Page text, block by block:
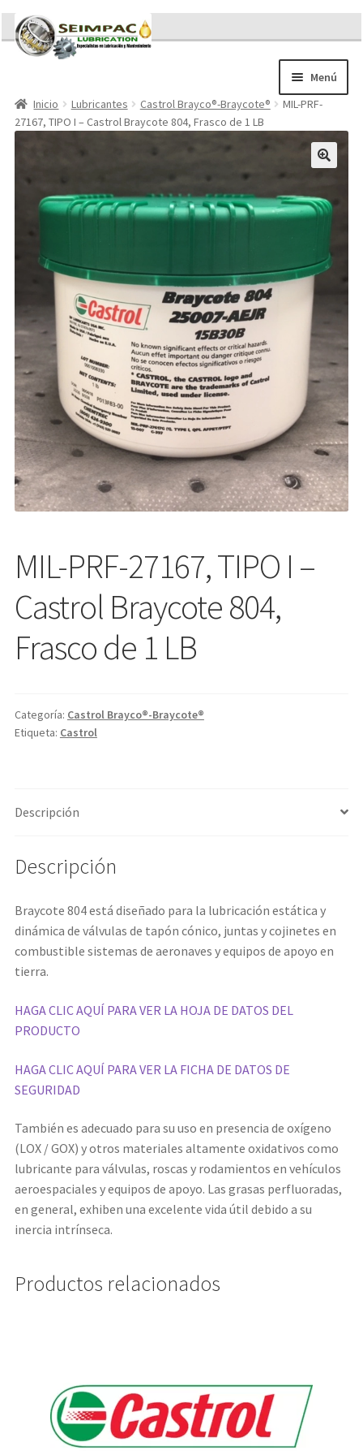
Ir
a
Ir
al
contenido
Menú
Sobre nosotros
Brochures
Contacto/Solicitar Cotización
Servicios
Refacciones
Inicio Lubricantes Castrol Brayco®-Braycote®
MIL-PRF-
27167, TIPO I – Castrol Braycote 804, Frasco de 1 LB
MIL-PRF-27167, TIPO I –
Castrol Braycote 804,
Frasco de 1 LB
Categoría: Castrol Brayco®-Braycote®
Etiqueta: Castrol
Descripción
Descripción
Braycote 804 está diseñado para la lubricación estática y
dinámica de válvulas de tapón cónico, juntas y cojinetes en
combustible sistemas de aeronaves y equipos de apoyo en
tierra.
HAGA CLIC AQUÍ PARA VER LA HOJA DE DATOS DEL
PRODUCTO
HAGA CLIC AQUÍ PARA VER LA FICHA DE DATOS DE
SEGURIDAD
También es adecuado para su uso en presencia de oxígeno
(LOX / GOX) y otros materiales altamente oxidativos como
lubricante para válvulas, roscas y rodamientos en vehículos
aeroespaciales y equipos de apoyo. Las grasas perfluoradas,
en general, exhiben una excelente vida útil debido a su
inercia intrínseca.
Productos relacionados